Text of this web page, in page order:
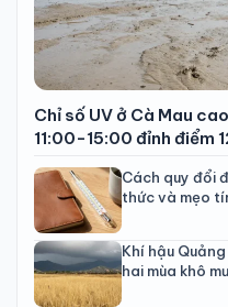
Chỉ số UV ở Cà Mau
11:00-15:00 đỉnh điểm
Cách quy đổi
thức và mẹo
Khí hậu
hai mùa khô